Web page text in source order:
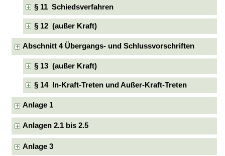
§ 11 Schiedsverfahren
§ 12 (außer Kraft)
Abschnitt 4 Übergangs- und Schlussvorschriften
§ 13 (außer Kraft)
§ 14 In-Kraft-Treten und Außer-Kraft-Treten
Anlage 1
Anlagen 2.1 bis 2.5
Anlage 3